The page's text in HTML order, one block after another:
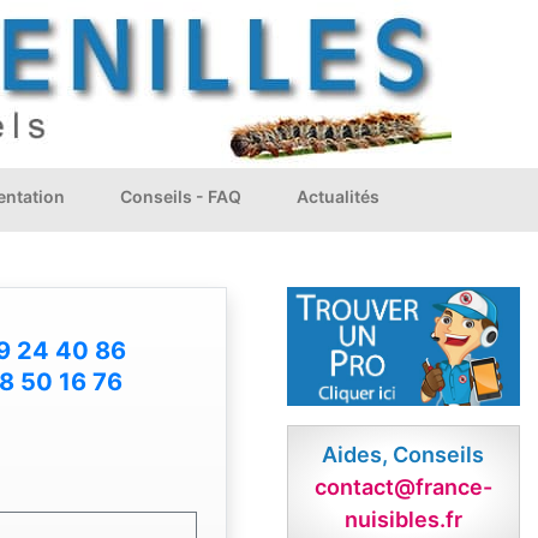
Conseils - FAQ Actualités
24 40 86
50 16 76
Aides, Conseils
contact@france-
nuisibles.fr